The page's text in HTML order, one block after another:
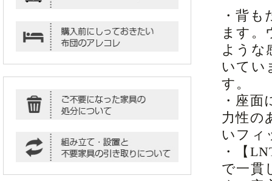
・背
ます。
ような
いてい
す。
・座
力性の
いフィ
・【
で一貫